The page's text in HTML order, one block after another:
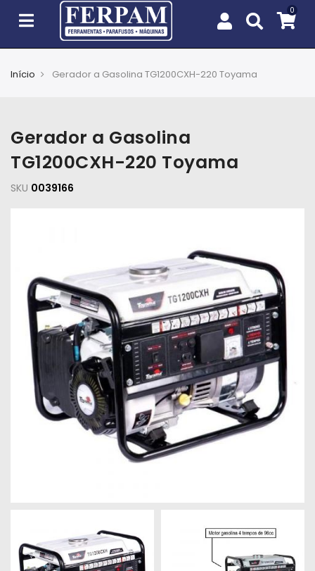
e
Jardim
EPIs
Ferramentas
e
Máquinas
Iluminação
Materiais
de
Construção
Pneumáticos
Início Gerador a Gasolina TG1200CXH-220 Toyama
Gerador a Gasolina
TG1200CXH-220 Toyama
SKU 0039166